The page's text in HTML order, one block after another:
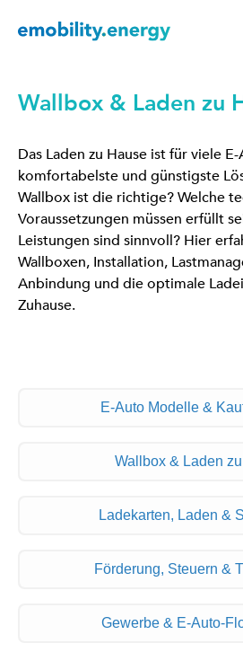
Wallbox & Laden zu
Das Laden zu Hause ist für viele
komfortabelste und günstigste
Wallbox ist die richtige? Welche
Voraussetzungen müssen erfüllt
Leistungen sind sinnvoll? Hier
Wallboxen, Installation,
Anbindung und die optimale
Zuhause.
E-Auto Modelle &
Wallbox & Laden
Ladekarten, Laden &
Förderung, Steuern &
Gewerbe & E-Auto-